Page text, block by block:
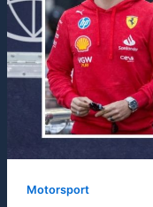
Motorsport